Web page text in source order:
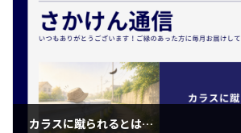
カラスに蹴られるとは…